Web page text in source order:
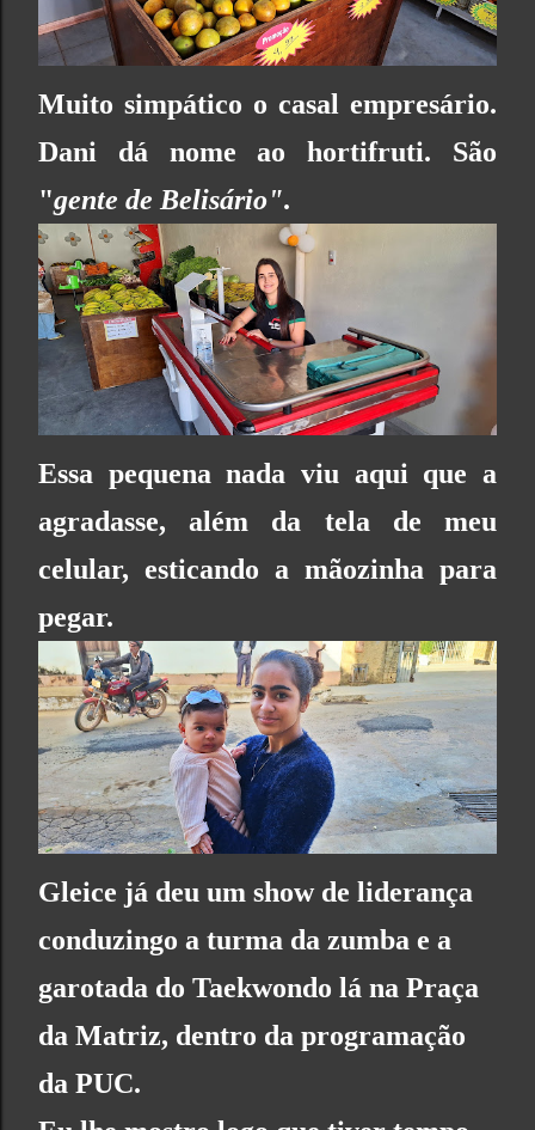
Muito simpático o casal empresário.
Dani dá nome ao hortifruti. São
"gente de Belisário".
Essa pequena nada viu aqui que a
agradasse, além da tela de meu
celular, esticando a mãozinha para
pegar.
Gleice já deu um show de liderança
conduzingo a turma da zumba e a
garotada do Taekwondo lá na Praça
da Matriz, dentro da programação
da PUC.